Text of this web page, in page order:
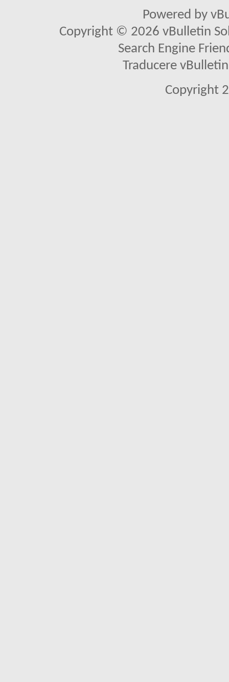
Powered by
Copyright © 2026 vBulletin
Search Engine
Traducere
Copyright